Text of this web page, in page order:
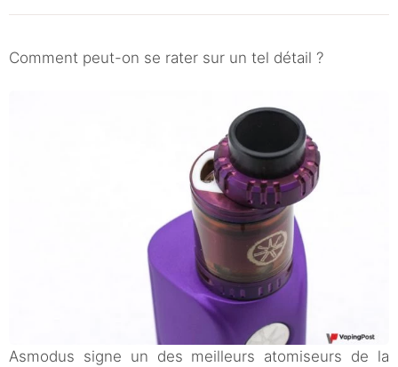
Comment peut-on se rater sur un tel détail ?
Asmodus signe un des meilleurs atomiseurs de la